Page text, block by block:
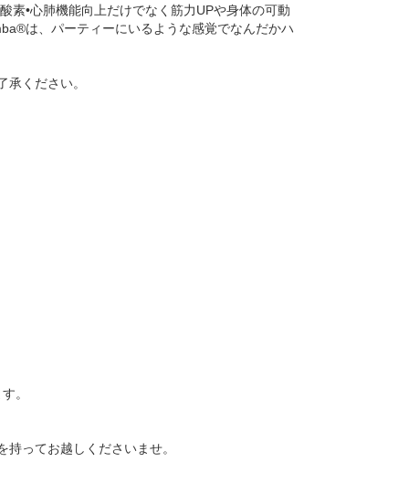
素•心肺機能向上だけでなく筋力UPや身体の可動
は、パーティーにいるような感覚でなんだかハ
ください。
。
ってお越しくださいませ。